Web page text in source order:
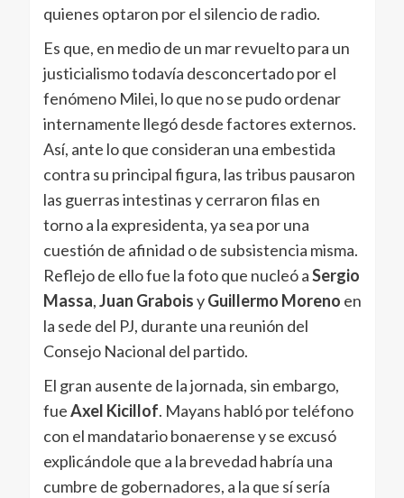
quienes optaron por el silencio de radio.
Es que, en medio de un mar revuelto para un
justicialismo todavía desconcertado por el
fenómeno Milei, lo que no se pudo ordenar
internamente llegó desde factores externos.
Así, ante lo que consideran una embestida
contra su principal figura, las tribus pausaron
las guerras intestinas y cerraron filas en
torno a la expresidenta, ya sea por una
cuestión de afinidad o de subsistencia misma.
Reflejo de ello fue la foto que nucleó aSergio
Massa,Juan GraboisyGuillermo Moreno en
la sede del PJ, durante una reunión del
Consejo Nacional del partido.
El gran ausente de la jornada, sin embargo,
fueAxel Kicillof. Mayans habló por teléfono
con el mandatario bonaerense y se excusó
explicándole que a la brevedad habría una
cumbre de gobernadores, a la que sí sería